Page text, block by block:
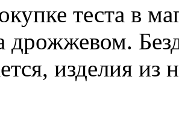
теста в
дрожжевом.
изделия из